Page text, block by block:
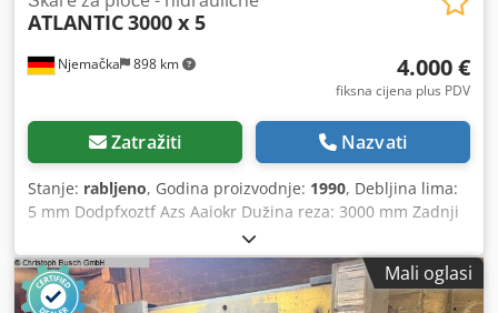
Njemačka 898 km
ATLANTIC3000 x 5
4.000 €
fiksna cijena plus PDV
Zatražiti Nazvati
Stanje: rabljeno, Godina proizvodnje: 1990, Debljina lima:
5 mm Dodpfxoztf Azs Aaiokr Dužina reza: 3000 mm Zadnji
graničnik: 750 mm Ukupna potrebna snaga: 7,5–10 kW
Masa stroja: cca 4 t
Mali oglasi